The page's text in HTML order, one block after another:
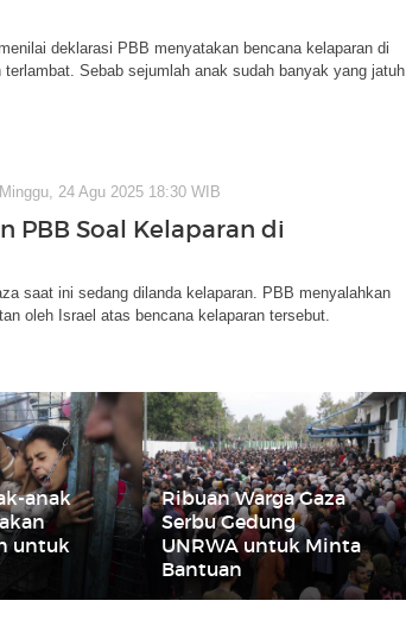
deklarasi PBB menyatakan bencana kelaparan di
terlambat. Sebab sejumlah anak sudah banyak yang jatuh
Minggu, 24 Agu 2025 18:30 WIB
PBB Soal Kelaparan di
saat ini sedang dilanda kelaparan. PBB menyalahkan
oleh Israel atas bencana kelaparan tersebut.
anak
untuk
Ribuan Warga Gaza
Serbu Gedung
UNRWA untuk Minta
Bantuan